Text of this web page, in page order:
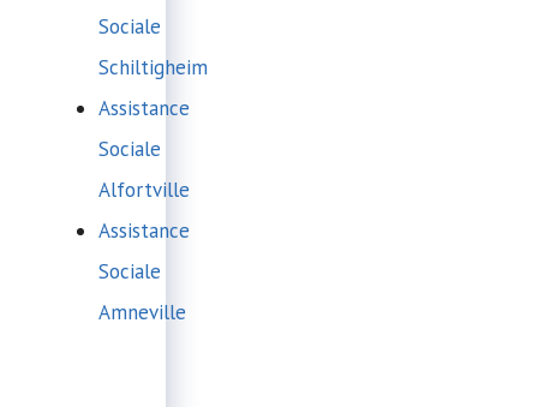
Sociale
Schiltigheim
Assistance
Sociale
Alfortville
Assistance
Sociale
Amneville